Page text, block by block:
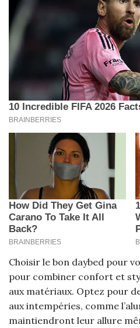
Choisir le bon daybed pour
pour combiner confort et
aux matériaux. Optez pour
aux intempéries, comme
maintiendront leur allure